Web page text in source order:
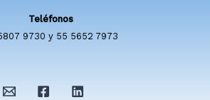
Teléfonos
9730 y 55 5652 7973